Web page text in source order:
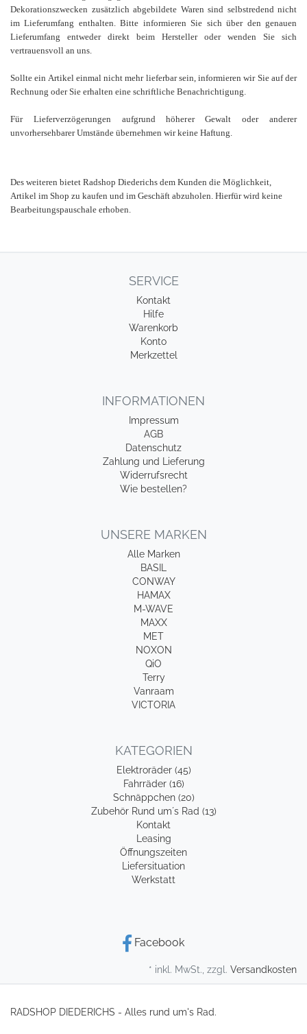
Dekorationszwecken zusätzlich abgebildete Waren sind selbstredend nicht
im Lieferumfang enthalten. Bitte informieren Sie sich über den genauen
Lieferumfang entweder direkt beim Hersteller oder wenden Sie sich
vertrauensvoll an uns.
Sollte ein Artikel einmal nicht mehr lieferbar sein, informieren wir Sie auf der
Rechnung oder Sie erhalten eine schriftliche Benachrichtigung.
Für Lieferverzögerungen aufgrund höherer Gewalt oder anderer
unvorhersehbarer Umstände übernehmen wir keine Haftung.
Des weiteren bietet Radshop Diederichs dem Kunden die Möglichkeit,
Artikel im Shop zu kaufen und im Geschäft abzuholen. Hierfür wird keine
Bearbeitungspauschale erhoben.
SERVICE
Kontakt
Hilfe
Warenkorb
Konto
Merkzettel
INFORMATIONEN
Impressum
AGB
Datenschutz
Zahlung und Lieferung
Widerrufsrecht
Wie bestellen?
UNSERE MARKEN
Alle Marken
BASIL
CONWAY
HAMAX
M-WAVE
MAXX
MET
NOXON
QiO
Terry
Vanraam
VICTORIA
KATEGORIEN
Elektroräder (45)
Fahrräder (16)
Schnäppchen (20)
Zubehör Rund um´s Rad (13)
Kontakt
Leasing
Öffnungszeiten
Liefersituation
Werkstatt
Facebook
* inkl. MwSt., zzgl. Versandkosten
RADSHOP DIEDERICHS - Alles rund um's Rad.